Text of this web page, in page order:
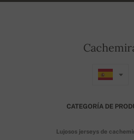
CATEGORÍA DE
Lujosos jerseys de